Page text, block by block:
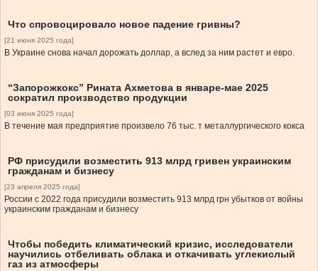
Что спровоцировало новое падение гривны?
[21 июня 2025 года]
В Украине снова начал дорожать доллар, а вслед за ним растет и евро.
“Запорожкокс” Рината Ахметова в январе-мае 2025
сократил производство продукции
[03 июня 2025 года]
В течение мая предприятие произвело 76 тыс. т металлургического кокса
РФ присудили возместить 913 млрд гривен украинским
гражданам и бизнесу
[23 апреля 2025 года]
России с 2022 года присудили возместить 913 млрд грн убытков от войны
украинским гражданам и бизнесу
Чтобы победить климатический кризис, исследователи
научились отбеливать облака и откачивать углекислый
газ из атмосферы